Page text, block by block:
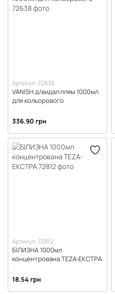
Артикул: 72638
VANISH д/видал.плям 1000мл
для кольорового
336.90 грн
Артикул: 72812
БІЛИЗНА 1000мл
концентрована TEZA-ЕКСТРА
18.54 грн